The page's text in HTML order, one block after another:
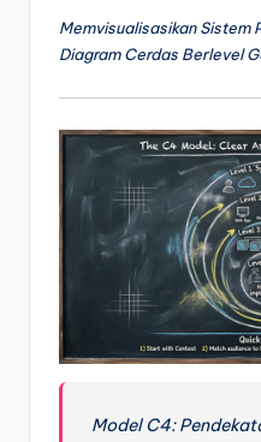
A
si
Memvisualisasikan Sistem
Diagram Cerdas Berlevel
Model C4: